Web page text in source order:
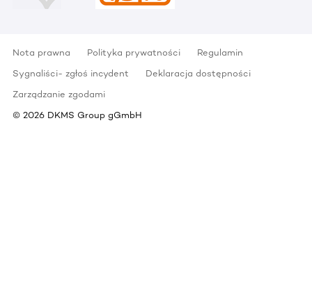
Nota prawna Polityka prywatności
Regulamin
Sygnaliści- zgłoś incydent
Deklaracja dostępności
Zarządzanie zgodami
© 2026 DKMS Group gGmbH